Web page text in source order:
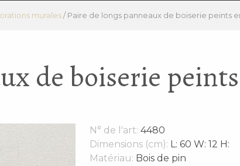
murales/ Paire de longs panneaux de boiserie peints
de boiserie
N° de l'art: 4480
Dimensions (cm): L: 60 W: 12 H:
Matériau: Bois de pin